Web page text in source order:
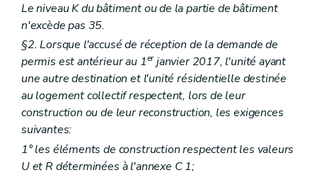
Le niveau K du bâtiment ou de la partie de bâtiment
n'excède pas 35.
§2. Lorsque l'accusé de réception de la demande de
permis est antérieur au 1erjanvier 2017, l'unité ayant
une autre destination et l'unité résidentielle destinée
au logement collectif respectent, lors de leur
construction ou de leur reconstruction, les exigences
suivantes:
1° les éléments de construction respectent les valeurs
U et R déterminées à l'annexe C 1;